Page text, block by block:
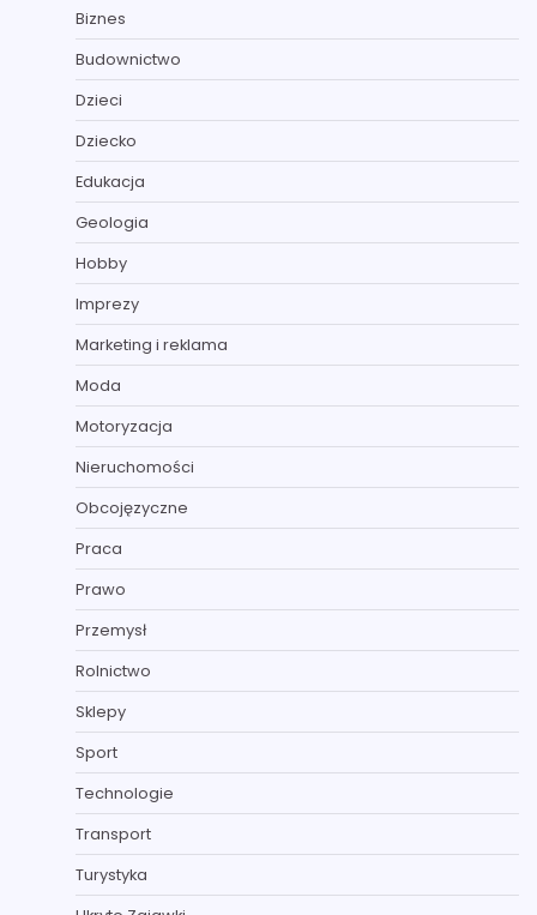
Biznes
Budownictwo
Dzieci
Dziecko
Edukacja
Geologia
Hobby
Imprezy
Marketing i reklama
Moda
Motoryzacja
Nieruchomości
Obcojęzyczne
Praca
Prawo
Przemysł
Rolnictwo
Sklepy
Sport
Technologie
Transport
Turystyka